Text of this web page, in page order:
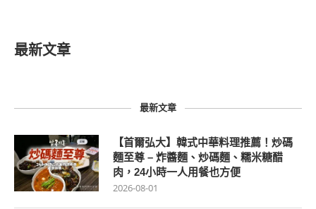
最新文章
最新文章
【首爾弘大】韓式中華料理推薦！炒碼
麵至尊 – 炸醬麵、炒碼麵、糯米糖醋
肉，24小時一人用餐也方便
2026-08-01